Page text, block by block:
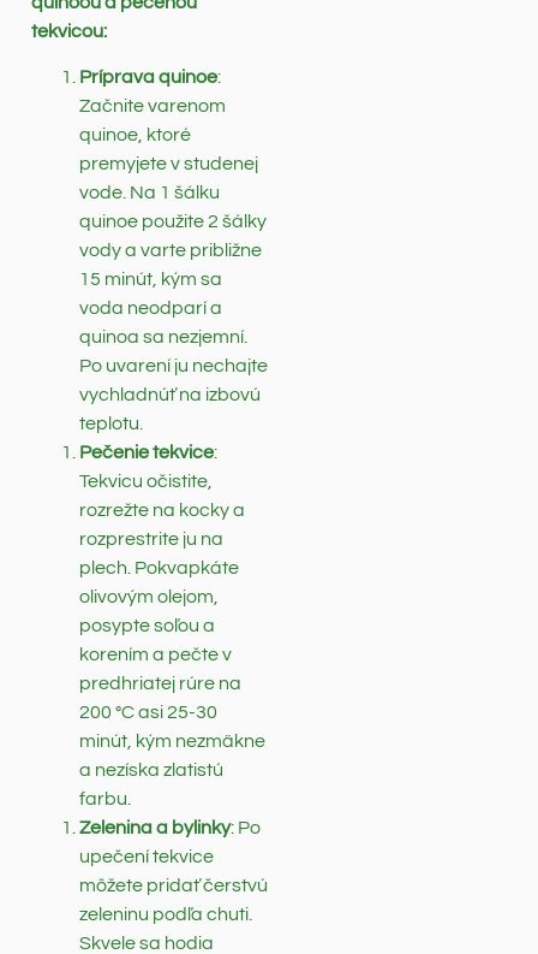
tekvicou:
Príprava quinoe:
Začnite varenom
quinoe, ktoré
premyjete v studenej
vode. Na 1 šálku
quinoe použite 2 šálky
vody a varte približne
15 minút, kým sa
voda neodparí a
quinoa sa nezjemní.
Po uvarení ju nechajte
vychladnúť na izbovú
teplotu.
Pečenie tekvice:
Tekvicu očistite,
rozrežte na kocky a
rozprestrite ju na
plech. Pokvapkáte
olivovým olejom,
posypte soľou a
korením a pečte v
predhriatej rúre na
200 °C asi 25-30
minút, kým nezmäkne
a nezíska zlatistú
farbu.
Zelenina a bylinky: Po
upečení tekvice
môžete pridať čerstvú
zeleninu podľa chuti.
Skvele sa hodia